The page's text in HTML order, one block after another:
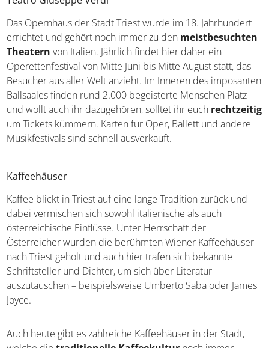
Teatro Giuseppe Verdi
Das Opernhaus der Stadt Triest wurde im 18. Jahrhundert
errichtet und gehört noch immer zu den
meistbesuchten Theaternvon Italien. Jährlich findet
hier daher ein Operettenfestival von Mitte Juni bis Mitte
August statt, das Besucher aus aller Welt anzieht. Im
Inneren des imposanten Ballsaales finden rund 2.000
begeisterte Menschen Platz und wollt auch ihr
dazugehören, solltet ihr euchrechtzeitigum Tickets
kümmern. Karten für Oper, Ballett und andere
Kaffeehäuser
Kaffee blickt in Triest auf eine lange Tradition zurück und
dabei vermischen sich sowohl italienische als auch
österreichische Einflüsse. Unter Herrschaft der
Österreicher wurden die berühmten Wiener
Kaffeehäuser nach Triest geholt und auch hier trafen sich
bekannte Schriftsteller und Dichter, um sich über
Literatur auszutauschen – beispielsweise Umberto Saba